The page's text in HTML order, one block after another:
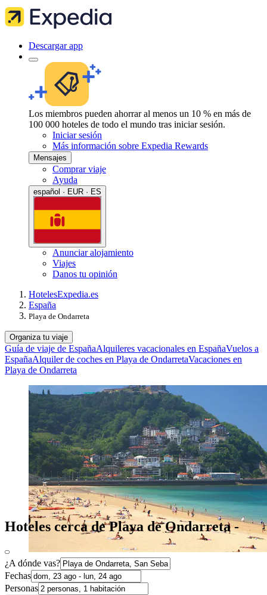
Descargar app
Los miembros pueden ahorrar al menos un 10 % en más de
100 000 hoteles de todo el mundo tras iniciar sesión.
Iniciar sesión
Más información sobre Expedia Rewards
Mensajes
Comprar viaje
Ayuda
español · EUR · ES
Anunciar alojamiento
Viajes
Danos tu opinión
HotelesExpedia.es
España
Playa de Ondarreta
Organiza tu viaje
Guía de viaje de EspañaAlquileres vacacionales en EspañaVuelos a
EspañaAlquiler de coches en Playa de OndarretaVacaciones en
Playa de Ondarreta
Hoteles cerca de Playa de Ondarreta -
¿A dónde vas?
Fechas
Personas